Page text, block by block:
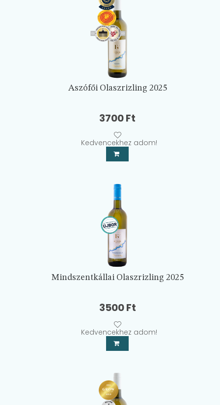
Aszófői Olaszrizling 2025
3700Ft
Kedvencekhez adom!
Mindszentkállai Olaszrizling 2025
3500Ft
Kedvencekhez adom!